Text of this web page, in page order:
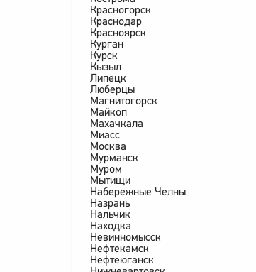
Красногорск
Краснодар
Красноярск
Курган
Курск
Кызыл
Липецк
Люберцы
Магнитогорск
Майкоп
Махачкала
Миасс
Москва
Мурманск
Муром
Мытищи
Набережные Челны
Назрань
Нальчик
Находка
Невинномысск
Нефтекамск
Нефтеюганск